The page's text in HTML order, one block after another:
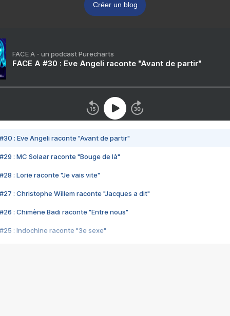
Créer un blog
FACE A - un podcast Purecharts
FACE A #30 : Eve Angeli raconte "Avant de partir"
#30 : Eve Angeli raconte "Avant de partir"
#29 : MC Solaar raconte "Bouge de là"
#28 : Lorie raconte "Je vais vite"
#27 : Christophe Willem raconte "Jacques a dit"
#26 : Chimène Badi raconte "Entre nous"
#25 : Indochine raconte "3e sexe"